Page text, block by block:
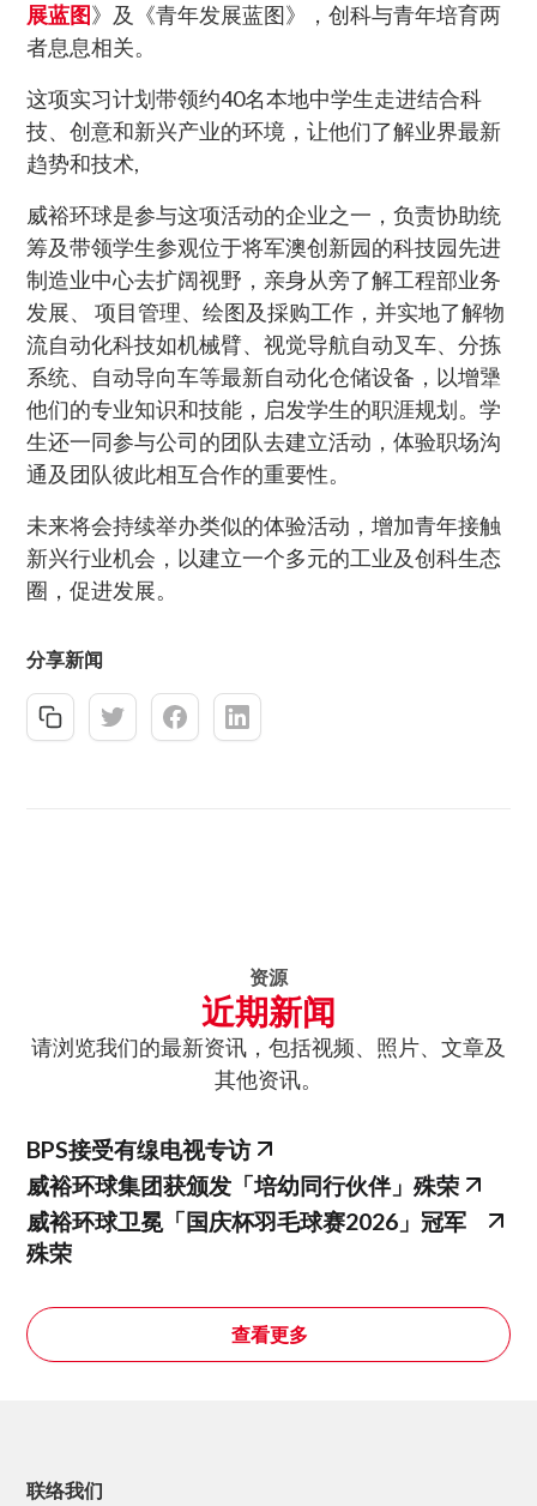
展蓝图》及《青年发展蓝图》，创科与青年培育两
者息息相关。
这项实习计划带领约40名本地中学生走进结合科
技、创意和新兴产业的环境，让他们了解业界最新
趋势和技术,
威裕环球是参与这项活动的企业之一，负责协助统
筹及带领学生参观位于将军澳创新园的科技园先进
制造业中心去扩阔视野，亲身从旁了解工程部业务
发展、 项目管理、绘图及採购工作，并实地了解物
流自动化科技如机械臂、视觉导航自动叉车、分拣
系统、自动导向车等最新自动化仓储设备，以增犟
他们的专业知识和技能，启发学生的职涯规划。学
生还一同参与公司的团队去建立活动，体验职场沟
通及团队彼此相互合作的重要性。
未来将会持续举办类似的体验活动，增加青年接触
新兴行业机会，以建立一个多元的工业及创科生态
圈，促进发展。
分享新闻
资源
近期新闻
请浏览我们的最新资讯，包括视频、照片、文章及
其他资讯。
BPS接受有缐电视专访
威裕环球集团获颁发「培幼同行伙伴」殊荣
威裕环球卫冕「国庆杯羽毛球赛2026」冠军
殊荣
查看更多
联络我们